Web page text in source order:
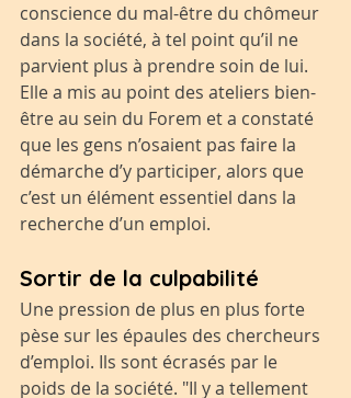
conscience du mal-être du chômeur
dans la société, à tel point qu’il ne
parvient plus à prendre soin de lui.
Elle a mis au point des ateliers bien-
être au sein du Forem et a constaté
que les gens n’osaient pas faire la
démarche d’y participer, alors que
c’est un élément essentiel dans la
recherche d’un emploi.
Sortir de la culpabilité
Une pression de plus en plus forte
pèse sur les épaules des chercheurs
d’emploi. Ils sont écrasés par le
poids de la société. "Il y a tellement